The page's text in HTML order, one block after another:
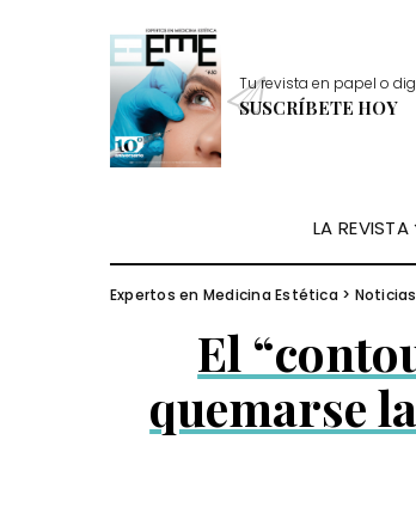
Tu revista en papel o
SUSCRÍBETE HOY
LA REVISTA
Expertos en Medicina Estética > Noticias
El
quemarse